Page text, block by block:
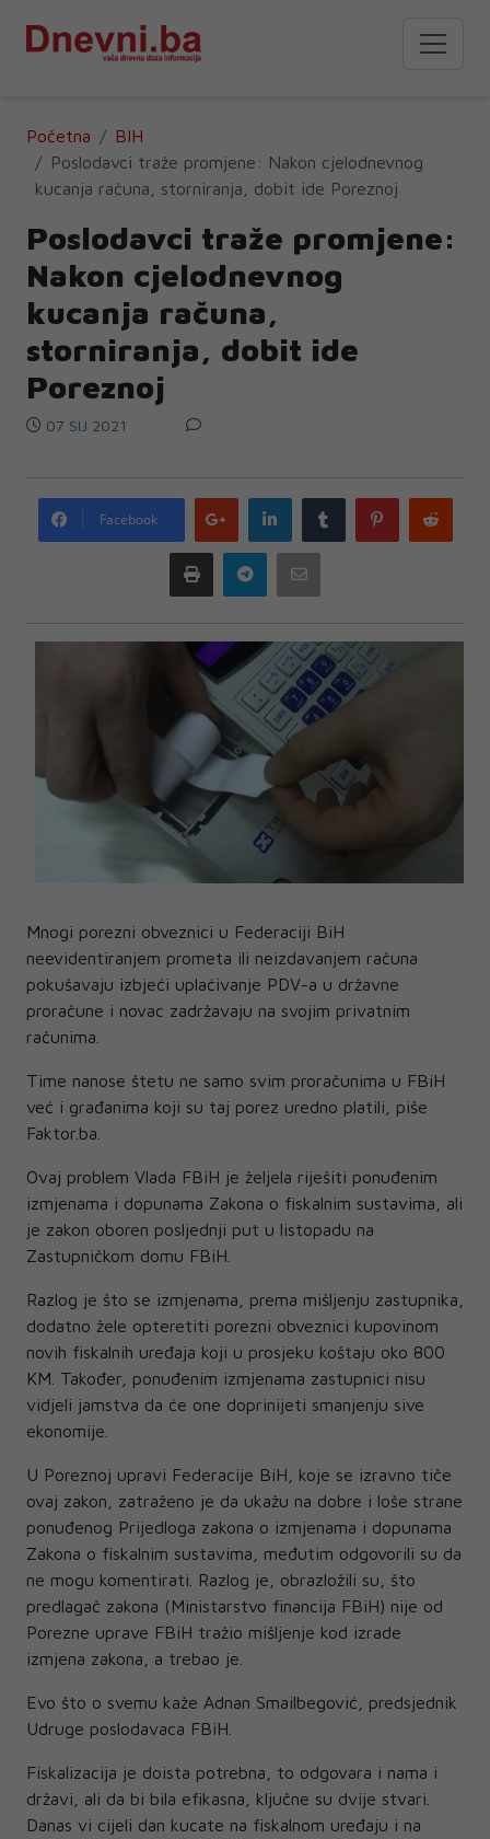
Početna
BIH
Poslodavci traže promjene: Nakon cjelodnevnog
kucanja računa, storniranja, dobit ide Poreznoj
Poslodavci traže promjene:
Nakon cjelodnevnog
kucanja računa,
storniranja, dobit ide
Poreznoj
07 SIJ 2021
Facebook
Google
plus
LinkedIn Tumblr Pinterest
Print Telegram
Mnogi porezni obveznici u Federaciji BiH
neevidentiranjem prometa ili neizdavanjem računa
pokušavaju izbjeći uplaćivanje PDV-a u državne
proračune i novac zadržavaju na svojim privatnim
računima.
Time nanose štetu ne samo svim proračunima u FBiH
već i građanima koji su taj porez uredno platili, piše
Faktor.ba.
Ovaj problem Vlada FBiH je željela riješiti ponuđenim
izmjenama i dopunama Zakona o fiskalnim sustavima, ali
je zakon oboren posljednji put u listopadu na
Zastupničkom domu FBiH.
Razlog je što se izmjenama, prema mišljenju zastupnika,
dodatno žele opteretiti porezni obveznici kupovinom
novih fiskalnih uređaja koji u prosjeku koštaju oko 800
KM. Također, ponuđenim izmjenama zastupnici nisu
vidjeli jamstva da će one doprinijeti smanjenju sive
ekonomije.
U Poreznoj upravi Federacije BiH, koje se izravno tiče
ovaj zakon, zatraženo je da ukažu na dobre i loše strane
ponuđenog Prijedloga zakona o izmjenama i dopunama
Zakona o fiskalnim sustavima, međutim odgovorili su da
ne mogu komentirati. Razlog je, obrazložili su, što
predlagač zakona (Ministarstvo financija FBiH) nije od
Porezne uprave FBiH tražio mišljenje kod izrade
izmjena zakona, a trebao je.
Evo što o svemu kaže Adnan Smailbegović, predsjednik
Udruge poslodavaca FBiH.
Fiskalizacija je doista potrebna, to odgovara i nama i
državi, ali da bi bila efikasna, ključne su dvije stvari.
Danas vi cijeli dan kucate na fiskalnom uređaju i na